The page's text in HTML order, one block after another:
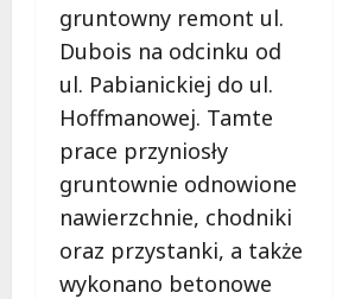
gruntowny remont ul.
Dubois na odcinku od
ul. Pabianickiej do ul.
Hoffmanowej. Tamte
prace przyniosły
gruntownie odnowione
nawierzchnie, chodniki
oraz przystanki, a także
wykonano betonowe